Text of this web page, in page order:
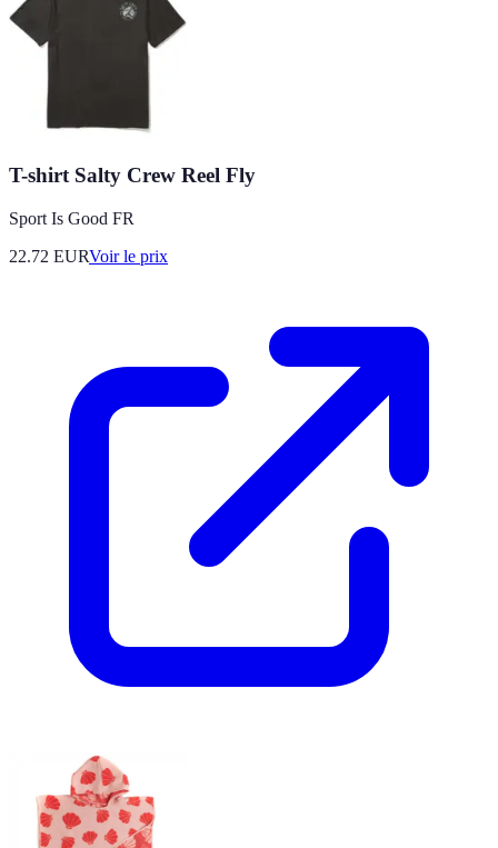
T-shirt Salty Crew Reel Fly
Sport Is Good FR
22.72 EURVoir le prix